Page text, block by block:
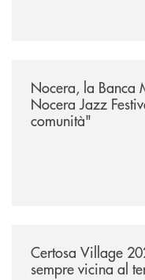
Nocera, la Banca
Nocera Jazz
comunità"
Certosa Village
sempre vicina al